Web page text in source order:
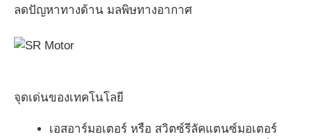
ลดปัญหาทางด้าน มลพิษทางอากาศ
จุดเด่นของเทคโนโลยี
เอสอาร์มอเตอร์ หรือ สวิตซ์รีลัคแตนซ์มอเตอร์